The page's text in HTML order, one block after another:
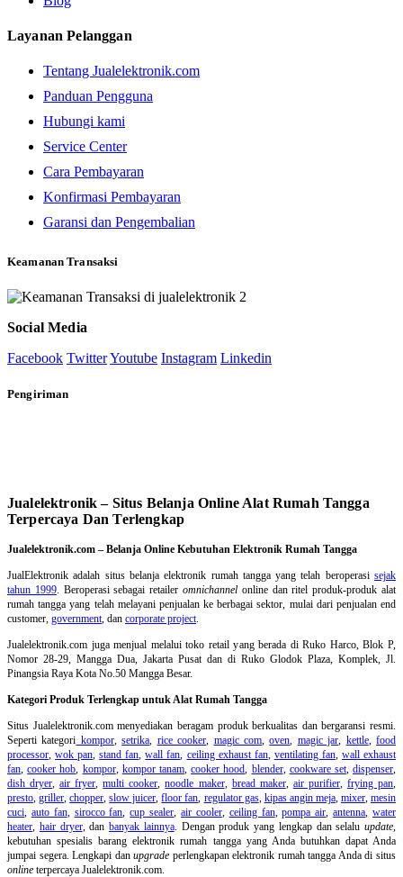
Layanan Pelanggan
Tentang Jualelektronik.com
Panduan Pengguna
Hubungi kami
Service Center
Cara Pembayaran
Konfirmasi Pembayaran
Garansi dan Pengembalian
Keamanan Transaksi
Social Media
Facebook TwitterYoutube Instagram Linkedin
Pengiriman
Jualelektronik – Situs Belanja Online Alat Rumah Tangga
Terpercaya Dan Terlengkap
Jualelektronik.com – Belanja Online Kebutuhan Elektronik Rumah Tangga
JualElektronik adalah situs belanja elektronik rumah tanggayang telah beroperasisejak
tahun 1999. Beroperasi sebagai retaileromnichannel online dan ritel produk-produk alat
rumah tangga yang telah melayani penjualan ke berbagai sektor, mulai dari penjualan end
customer, government , dan corporate project
Jualelektronik.com juga menjual melalui toko retail yang berada di Ruko Harco, Blok P,
Nomor 28-29, Mangga Dua, Jakarta Pusat dan di Ruko Glodok Plaza, Komplek, Jl.
Pinangsia Raya Kota No.50 Mangga Besar.
Kategori Produk Terlengkap untuk Alat Rumah Tangga
Situs Jualelektronik.com menyediakan beragam produk berkualitas dan bergaransi resmi.
Seperti kategori kompor,setrika rice cooker magic com,oven magic jar kettle,food
processor ,wok pan ,stand fan ,wall fan ceiling exhaust fan, ventilating fan, wall exhaust
fan ,cooker hob kompor, kompor tanam,cooker hood blender, cookware set,dispenser
dish dryer ,air fryer ,multi cooker ,noodle maker, bread maker, air purifier, frying pan
presto ,griller ,chopper ,slow juicer ,floor fan regulator gas, kipas angin meja, mixer,mesin
cuci auto fan, sirocco fan ,cup sealer ,air cooler, ceiling fan,pompa air ,antenna ,water
heater hair dryer, dan banyak lainnya. Dengan produk yang lengkap dan selalu update
kebutuhan spesialis barang elektronik rumah tangga yang Anda butuhkan dapat Anda
jumpai segera. Lengkapi danupgrade perlengkapan elektronik rumah tangga Anda di situs
online terpercaya Jualelektronik.com.